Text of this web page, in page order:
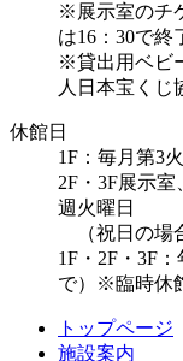
※展示室のチ
は16：30で終
※貸出用ベビ
人日本宝くじ
休館日
1F：毎月第3
2F・3F展示
週火曜日
（祝日の場
1F・2F・3F
で）※臨時休
トップページ
施設案内